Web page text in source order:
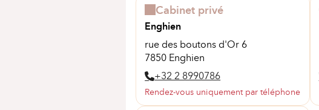
Cabinet privé
Enghien
rue des boutons d'Or 6
7850 Enghien
+32 2 8990786
Rendez-vous uniquement par téléphone